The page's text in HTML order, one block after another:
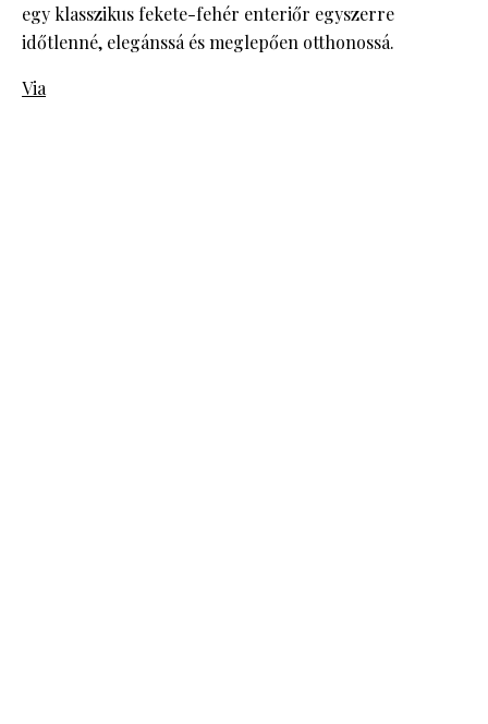
egy klasszikus fekete-fehér enteriőr egyszerre
időtlenné, elegánssá és meglepően otthonossá.
Via